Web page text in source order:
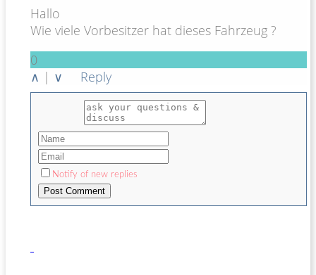
Hallo
Wie viele Vorbesitzer hat dieses Fahrzeug ?
0
∧ | ∨ Reply
Notify of new replies